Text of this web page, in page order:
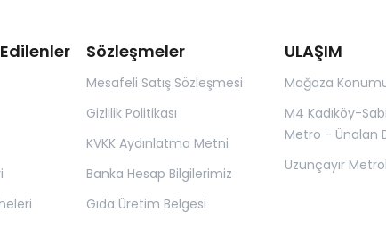
Sözleşmeler
Mesafeli Satış Sözleşmesi
Gizlilik Politikası
KVKK Aydınlatma Metni
Banka Hesap Bilgilerimiz
Gıda Üretim Belgesi
ULAŞIM
Mağaza
M4 Kadıköy-
Metro - Ünalan
Uzunçayır